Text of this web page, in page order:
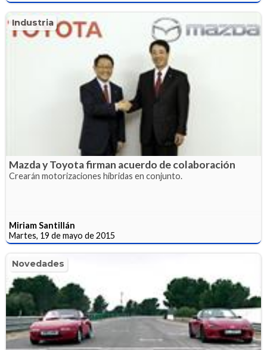
Industria
Mazda y Toyota firman acuerdo de colaboración
Crearán motorizaciones híbridas en conjunto.
Miriam Santillán
Martes, 19 de mayo de 2015
Novedades